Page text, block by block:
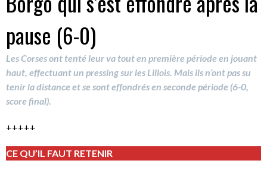
pause (6-0)
Les Corses ont tenté leur va tout en première période en jouant
haut, effectuant un pressing sur les Lillois. Mais ils n’ont pas su
tenir la distance et se sont effondrés en seconde période (6-0,
score final).
+++++
CE QU’IL FAUT RETENIR